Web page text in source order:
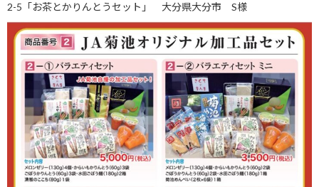
2-5「お茶とかりんとうセット」 大分県大分市 S様